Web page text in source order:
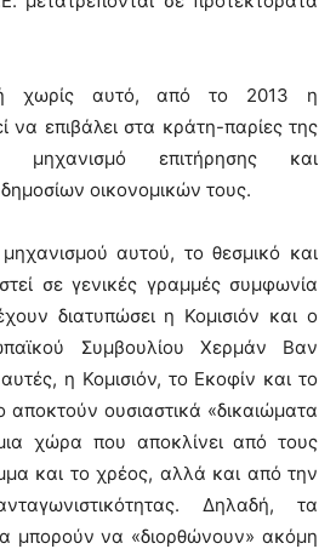
χωρίς αυτό, από το 2013 η
να επιβάλει στα κράτη-παρίες της
επιτήρησης και
οικονομικών τους.
αυτού, το θεσμικό και
σε γενικές γραμμές συμφωνία
διατυπώσει η Κομισιόν και ο
Συμβουλίου Χερμάν Βαν
η Κομισιόν, το Εκοφίν και το
ουσιαστικά «δικαιώματα
χώρα που αποκλίνει από τους
και το χρέος, αλλά και από την
Δηλαδή, τα
μπορούν να «διορθώνουν» ακόμη